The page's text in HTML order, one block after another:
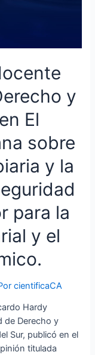
y
El
sobre
y la
para la
y el
cientificaCA
Hardy
de Derecho y
Sur, publicó en el
titulada